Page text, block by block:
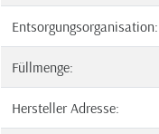
Entsorgungsorganisation:
Füllmenge:
Hersteller Adresse: